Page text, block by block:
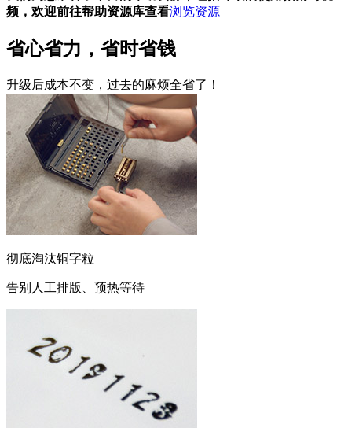
频，欢迎前往帮助资源库查看浏览资源
省心省力，省时省钱
升级后成本不变，过去的麻烦全省了！
彻底淘汰铜字粒
告别人工排版、预热等待